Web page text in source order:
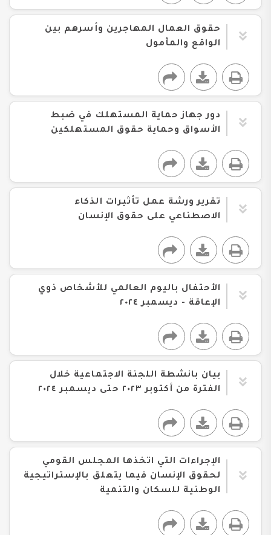
حقوق العمال المهاجرين وأسرهم بين
الواقع والمأمول
دور جهاز حماية المستهلك في ضبط
الأسواق وحماية حقوق المستهلكين
تقرير ورشة عمل تأثيرات الذكاء
الاصطناعي على حقوق الإنسان
الأحتفال باليوم العالمي للأشخاص ذوي
الإعاقة - ديسمبر ٢٠٢٤
بيان بانشطة اللجنة الاجتماعية خلال
الفترة من أكتوبر ٢٠٢٣ حتى ديسمبر ٢٠٢٤
الإجراءات التي اتخذها المجلس القومي
لحقوق الإنسان فيما يتعلق بالإستراتيجية
الوطنية للسكان والتنمية